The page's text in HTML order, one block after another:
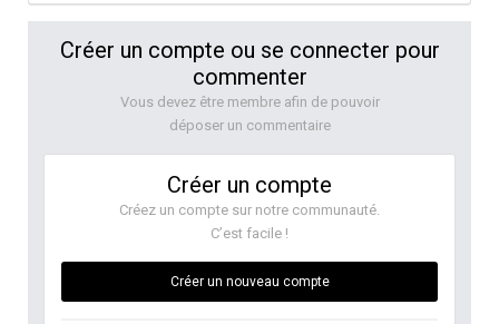
Créer un compte ou se connecter pour
commenter
Vous devez être membre afin de pouvoir
déposer un commentaire
Créer un compte
Créez un compte sur notre communauté.
C’est facile !
Créer un nouveau compte